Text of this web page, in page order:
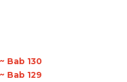
Bab 130
Bab 129